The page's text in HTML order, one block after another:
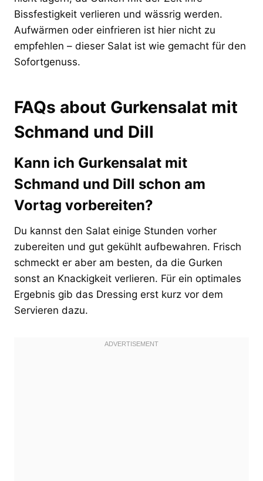
Bissfestigkeit verlieren und wässrig werden.
Aufwärmen oder einfrieren ist hier nicht zu
empfehlen – dieser Salat ist wie gemacht für den
Sofortgenuss.
FAQs about Gurkensalat mit
Schmand und Dill
Kann ich Gurkensalat mit
Schmand und Dill schon am
Vortag vorbereiten?
Du kannst den Salat einige Stunden vorher
zubereiten und gut gekühlt aufbewahren. Frisch
schmeckt er aber am besten, da die Gurken
sonst an Knackigkeit verlieren. Für ein optimales
Ergebnis gib das Dressing erst kurz vor dem
Servieren dazu.